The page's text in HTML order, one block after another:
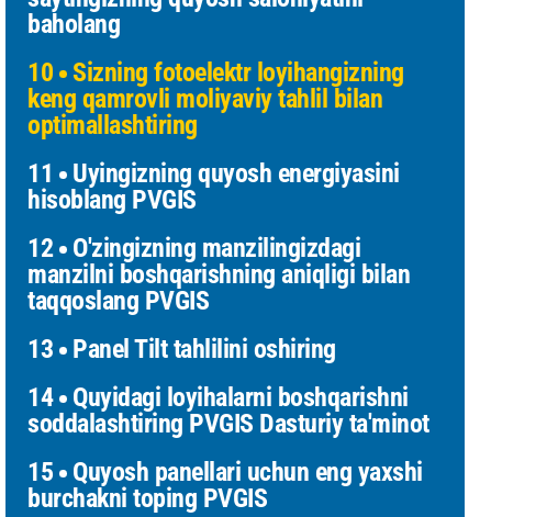
baholang
10 Sizning fotoelektr loyihangizning
keng qamrovli moliyaviy tahlil bilan
optimallashtiring
11 Uyingizning quyosh energiyasini
hisoblang PVGIS
12 O'zingizning manzilingizdagi
manzilni boshqarishning aniqligi bilan
taqqoslang PVGIS
13 Panel Tilt tahlilini oshiring
14 Quyidagi loyihalarni boshqarishni
soddalashtiring PVGIS Dasturiy ta'minot
15 Quyosh panellari uchun eng yaxshi
burchakni toping PVGIS